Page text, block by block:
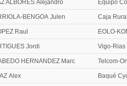
ALBORES Alejandro Equipo
BENGOA Julen Caja
Raul EOLO-
Jordi Vigo-Rias
HERNANDEZ Marc Telcom-
Alex Baqué